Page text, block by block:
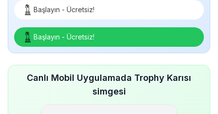
Başlayın - Ücretsiz!
Başlayın - Ücretsiz!
Canlı Mobil Uygulamada Trophy Karısı
simgesi